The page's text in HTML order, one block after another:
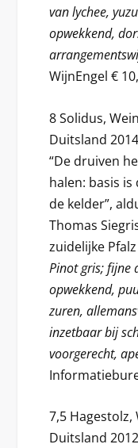
van lychee,
opwekkend,
WijnEngel €
8 Solidus,
Duitsland 2014
“De druiven
halen: basis
de kelder”,
Thomas
zuidelijke
Pinot gris; fijne
opwekkend,
zuren,
inzetbaar bij
voorgerecht,
7,5 Hagestolz,
Duitsland 2012